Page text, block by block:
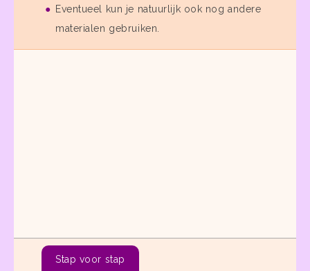
Eventueel kun je natuurlijk ook nog andere
materialen gebruiken.
Stap voor stap